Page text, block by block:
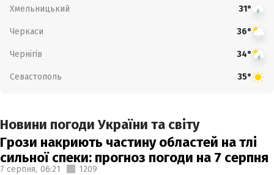
Хмельницький 31°
Черкаси 36°
Чернігів 34°
Севастополь 35°
Новини погоди України та світу
Грози накриють частину областей на тлі
сильної спеки: прогноз погоди на 7 серпня
7 серпня, 06:21 1209